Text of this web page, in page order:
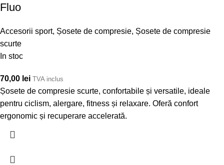
Fluo
Accesorii sport, Șosete de compresie, Șosete de compresie
scurte
In stoc
70,00 lei TVA inclus
Șosete de compresie scurte, confortabile și versatile, ideale
pentru ciclism, alergare, fitness și relaxare. Oferă confort
ergonomic și recuperare accelerată.